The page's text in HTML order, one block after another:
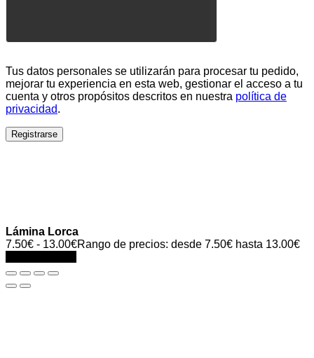
Tus datos personales se utilizarán para procesar tu pedido,
mejorar tu experiencia en esta web, gestionar el acceso a tu
cuenta y otros propósitos descritos en nuestra política de
privacidad.
Registrarse
Lámina Lorca
7.50€ - 13.00€Rango de precios: desde 7.50€ hasta 13.00€